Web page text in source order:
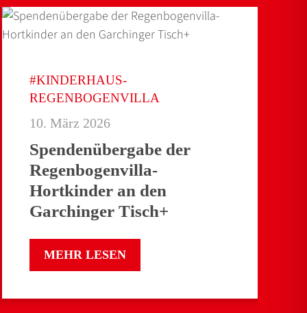
#KINDERHAUS-
REGENBOGENVILLA
10. März 2026
Spendenübergabe der
Regenbogenvilla-
Hortkinder an den
Garchinger Tisch+
MEHR LESEN